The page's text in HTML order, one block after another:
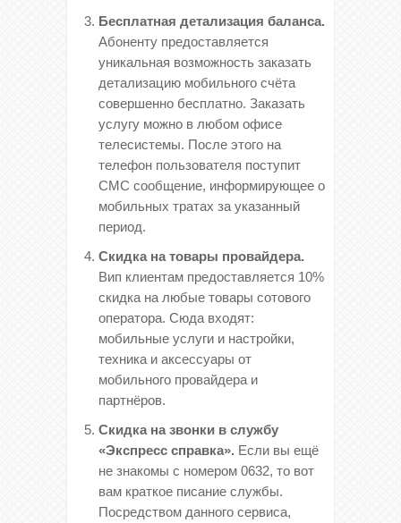
Бесплатная детализация баланса.
Абоненту предоставляется
уникальная возможность заказать
детализацию мобильного счёта
совершенно бесплатно. Заказать
услугу можно в любом офисе
телесистемы. После этого на
телефон пользователя поступит
СМС сообщение, информирующее о
мобильных тратах за указанный
период.
Скидка на товары провайдера.
Вип клиентам предоставляется 10%
скидка на любые товары сотового
оператора. Сюда входят:
мобильные услуги и настройки,
техника и аксессуары от
мобильного провайдера и
партнёров.
Скидка на звонки в службу
«Экспресс справка». Если вы ещё
не знакомы с номером 0632, то вот
вам краткое писание службы.
Посредством данного сервиса,